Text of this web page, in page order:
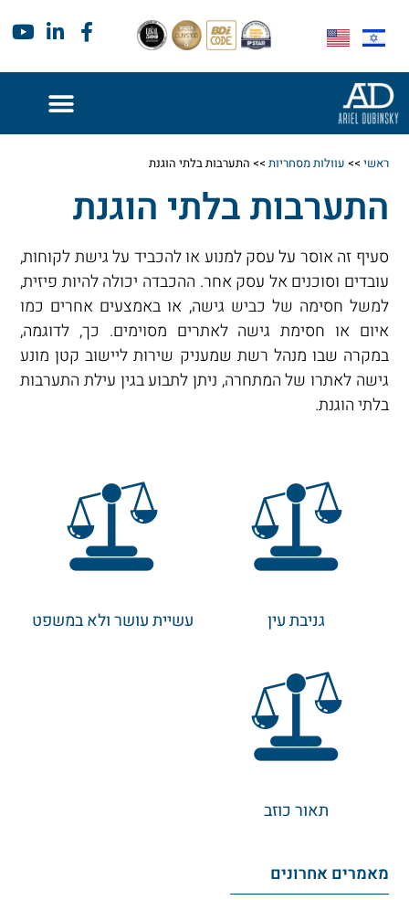
ראשי >> עוולות מסחריות >> התערבות בלתי הוגנת
התערבות בלתי הוגנת
סעיף זה אוסר על עסק למנוע או להכביד על גישת לקוחות,
עובדים וסוכנים אל עסק אחר. ההכבדה יכולה להיות פיזית,
למשל חסימה של כביש גישה, או באמצעים אחרים כמו
איום או חסימת גישה לאתרים מסוימים. כך, לדוגמה,
במקרה שבו מנהל רשת שמעניק שירות ליישוב קטן מונע
גישה לאתרו של המתחרה, ניתן לתבוע בגין עילת התערבות
בלתי הוגנת.
גניבת עין עשיית עושר ולא במשפט
תאור כוזב
מאמרים אחרונים